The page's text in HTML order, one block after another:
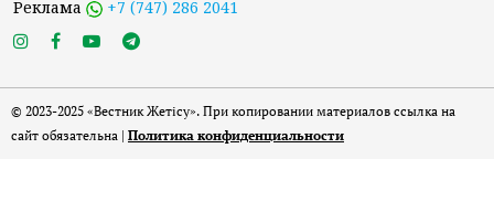
Реклама +7 (747) 286 2041
© 2023-2025 «Вестник Жетісу». При копировании материалов ссылка на
сайт обязательна | Политика конфиденциальности